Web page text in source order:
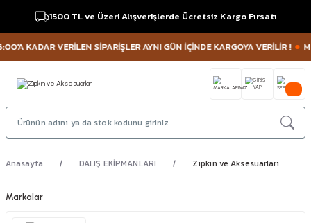
1500 TL ve Üzeri Alışverişlerde Ücretsiz Kargo Fırsatı
VERİLEN SİPARİŞLER AYNI GÜN İÇİNDE KARGOYA VERİLİR !
Anasayfa DALIŞ EKİPMANLARI Zıpkın ve Aksesuarları
Markalar